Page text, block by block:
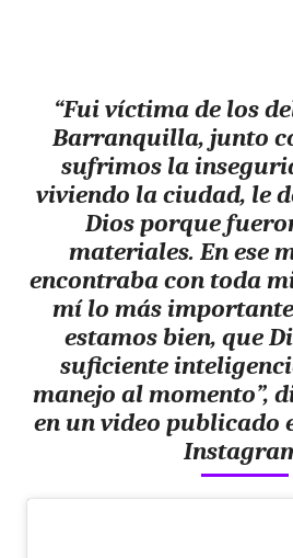
“Fui víctima de los
Barranquilla, junto
sufrimos la
viviendo la ciudad, le
Dios porque
materiales. En ese
encontraba con toda
mí lo más
estamos bien, que
suficiente
manejo al momento”,
en un video publicado